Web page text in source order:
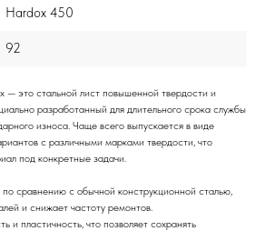
Hardox 450
92
— это стальной лист повышенной твердости и
разработанный для длительного срока службы
износа. Чаще всего выпускается в виде
с различными марками твердости, что
под конкретные задачи.
сравнению с обычной конструкционной сталью,
и снижает частоту ремонтов.
и пластичность, что позволяет сохранять